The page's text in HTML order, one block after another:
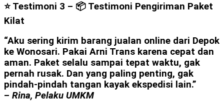
⭐ Testimoni 3 – 📦 Testimoni Pengiriman Paket
Kilat
“Aku sering kirim barang jualan online dari Depok
ke Wonosari. Pakai Arni Trans karena cepat dan
aman. Paket selalu sampai tepat waktu, gak
pernah rusak. Dan yang paling penting, gak
pindah-pindah tangan kayak ekspedisi lain.”
– Rina, Pelaku UMKM